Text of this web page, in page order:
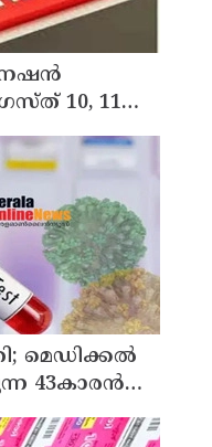
10, 11
മെഡിക്കൽ
43കാരൻ